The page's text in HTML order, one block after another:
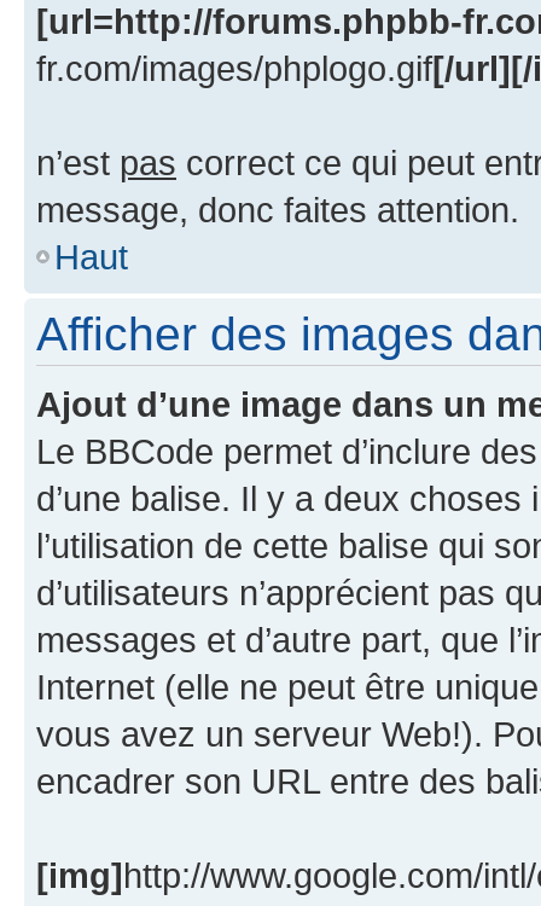
[url=http://forums.phpbb-
fr.com/images/phplogo.gif[/
n’est pas correct ce qui peut
message, donc faites attention.
Haut
Afficher des images
Ajout d’une image dans un
Le BBCode permet d’inclure
d’une balise. Il y a deux
l’utilisation de cette balise qui
d’utilisateurs n’apprécient pas
messages et d’autre part, que
Internet (elle ne peut être
vous avez un serveur Web!).
encadrer son URL entre des
[img]http://www.google.com/